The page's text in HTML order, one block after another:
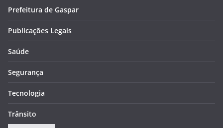
Prefeitura de Gaspar
Publicações Legais
Saúde
Segurança
Tecnologia
Trânsito